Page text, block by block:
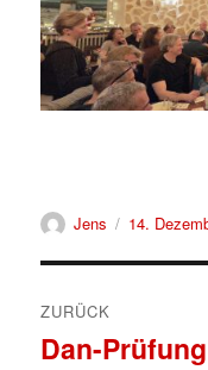
Autor
Jens 14.
ZURÜCK
Vorheriger
Dan-